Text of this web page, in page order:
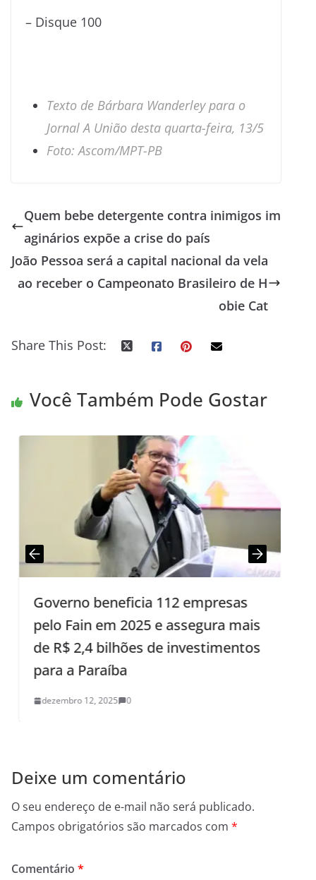
– Disque 100
Texto de Bárbara Wanderley para o
Jornal A União desta quarta-feira, 13/5
Foto: Ascom/MPT-PB
Quem bebe detergente contra inimigos im
aginários expõe a crise do país
João Pessoa será a capital nacional da vela
ao receber o Campeonato Brasileiro de H
obie Cat
Share This Post:
Você Também Pode Gostar
Governo beneficia 112 empresas
pelo Fain em 2025 e assegura mais
de R$ 2,4 bilhões de investimentos
para a Paraíba
dezembro 12, 2025 0
Deixe um comentário
O seu endereço de e-mail não será publicado.
Campos obrigatórios são marcados com *
Comentário *